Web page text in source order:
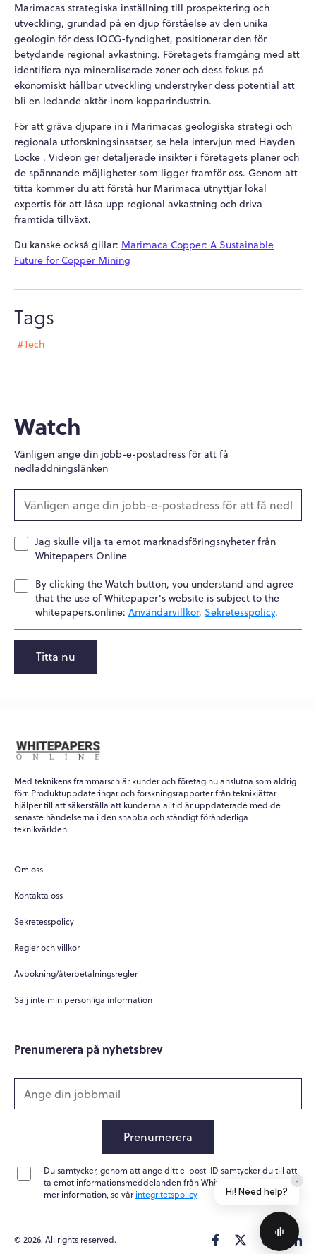
Marimacas strategiska inställning till prospektering och
utveckling, grundad på en djup förståelse av den unika
geologin för dess IOCG-fyndighet, positionerar den för
betydande regional avkastning. Företagets framgång med att
identifiera nya mineraliserade zoner och dess fokus på
ekonomiskt hållbar utveckling understryker dess potential att
bli en ledande aktör inom kopparindustrin.
För att gräva djupare in i Marimacas geologiska strategi och
regionala utforskningsinsatser, se hela intervjun med Hayden
Locke . Videon ger detaljerade insikter i företagets planer och
de spännande möjligheter som ligger framför oss. Genom att
titta kommer du att förstå hur Marimaca utnyttjar lokal
expertis för att låsa upp regional avkastning och driva
framtida tillväxt.
Du kanske också gillar: Marimaca Copper: A Sustainable
Future for Copper Mining
Tags
#Tech
Watch
Vänligen ange din jobb-e-postadress för att få
nedladdningslänken
Jag skulle vilja ta emot marknadsföringsnyheter från
Whitepapers Online
By clicking the Watch button, you understand and agree
that the use of Whitepaper's website is subject to the
whitepapers.online: Användarvillkor, Sekretesspolicy.
Titta nu
Med teknikens frammarsch är kunder och företag nu anslutna som aldrig
förr. Produktuppdateringar och forskningsrapporter från teknikjättar
hjälper till att säkerställa att kunderna alltid är uppdaterade med de
senaste händelserna i den snabba och ständigt föränderliga
teknikvärlden.
Om oss
Kontakta oss
Sekretesspolicy
Regler och villkor
Avbokning/återbetalningsregler
Sälj inte min personliga information
Prenumerera på nyhetsbrev
Prenumerera
Du samtycker, genom att ange ditt e-post-ID samtycker du till att
ta emot informationsmeddelanden från Whitepapers Online. För
mer information, se vårintegritetspolicy
© 2026. All rights reserved.
Hi! Need help?
×